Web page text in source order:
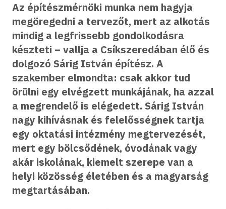
Az építészmérnöki munka nem hagyja
megöregedni a tervezőt, mert az alkotás
mindig a legfrissebb gondolkodásra
készteti – vallja a Csíkszeredában élő és
dolgozó Sárig István építész. A
szakember elmondta: csak akkor tud
örülni egy elvégzett munkájának, ha azzal
a megrendelő is elégedett. Sárig István
nagy kihívásnak és felelősségnek tartja
egy oktatási intézmény megtervezését,
mert egy bölcsődének, óvodának vagy
akár iskolának, kiemelt szerepe van a
helyi közösség életében és a magyarság
megtartásában.